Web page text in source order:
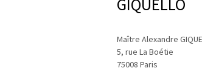
GIQUELLO
Maître Alexandre
5, rue La Boétie
75008 Paris